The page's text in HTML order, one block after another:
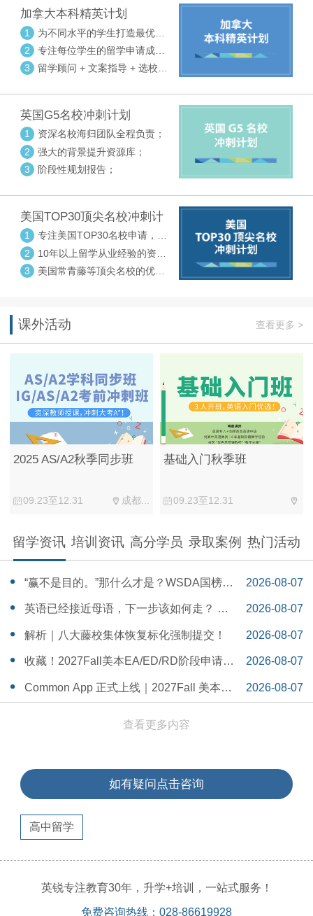
加拿大本科精英计划
1
为不同水平的学生打造最优选
校方案
2
专注每位学生的留学申请成功
率
3
留学顾问 + 文案指导 + 选校申
英国G5名校冲刺计划
1
资深名校海归团队全程负责；
2
强大的背景提升资源库；
3
阶段性规划报告；
美国TOP30顶尖名校冲刺计
划
1
专注美国TOP30名校申请，高
度个性化指导
2
10年以上留学从业经验的资深
中方顾问
3
美国常青藤等顶尖名校的优秀
课外活动 查看更多 >
2025 AS/A2秋季同步班
09.23至12.31 成都...
基础入门秋季班
09.23至12.31
留学资讯 培训资讯 高分学员 录取案例 热门活动
“赢不是目的。”那什么才是？WSDA国榜第
一Serena给出她的回答
2026-08-07
14:55:58
英语已经接近母语，下一步该如何走？ 一
个WSDA冠军少年的成长答案
2026-08-07
14:42:48
解析｜八大藤校集体恢复标化强制提交！
2026-08-07
14:26:40
收藏！2027Fall美本EA/ED/RD阶段申请截
止日期汇总！
2026-08-07
14:20:11
Common App 正式上线｜2027Fall 美本申
2026-08-07
查看更多内容
如有疑问点击咨询
高中留学
英锐专注教育30年，升学+培训，一站式服务！
免费咨询热线：028-86619928